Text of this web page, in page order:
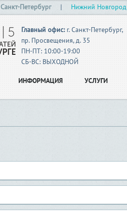
Санкт-Петербург | Нижний Новгород
Главный офис:г. Санкт-Петербург,
пр. Просвещения, д. 35
ПН-ПТ: 10:00-19:00
СБ-ВС: ВЫХОДНОЙ
ИНФОРМАЦИЯ УСЛУГИ